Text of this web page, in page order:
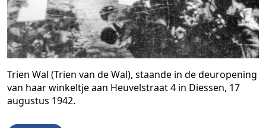
Trien Wal (Trien van de Wal), staande in de deuropening
van haar winkeltje aan Heuvelstraat 4 in Diessen, 17
augustus 1942.